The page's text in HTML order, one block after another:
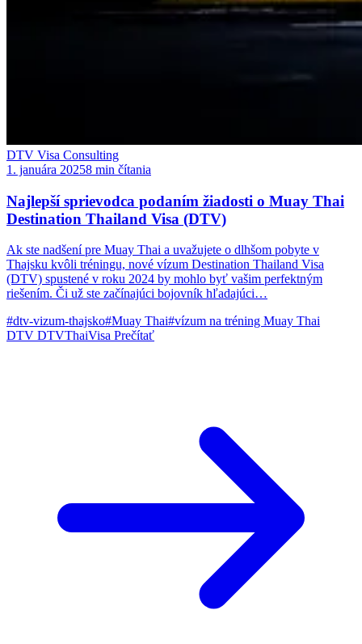
DTV Visa Consulting
1. januára 20258 min čítania
Najlepší sprievodca podaním žiadosti o Muay Thai
Destination Thailand Visa (DTV)
Ak ste nadšení pre Muay Thai a uvažujete o dlhšom pobyte v
Thajsku kvôli tréningu, nové vízum Destination Thailand Visa
(DTV) spustené v roku 2024 by mohlo byť vašim perfektným
riešením. Či už ste začínajúci bojovník hľadajúci…
#dtv-vizum-thajsko#Muay Thai#vízum na tréning Muay Thai
DTV DTVThaiVisa Prečítať